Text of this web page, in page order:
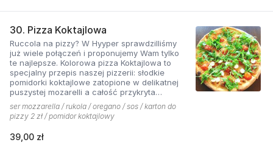
30. Pizza Koktajlowa
Ruccola na pizzy? W Hyyper sprawdzilliśmy
już wiele połączeń i proponujemy Wam tylko
te najlepsze. Kolorowa pizza Koktajlowa to
specjalny przepis naszej pizzerii: słodkie
pomidorki koktajlowe zatopione w delikatnej
puszystej mozarelli a całość przykryta
ostrawą w smaku sałatą! To bardzo włoska w
smaku i wyglądzie pizza.
ser mozzarella / rukola / oregano / sos / karton do
pizzy 2 zł / pomidor koktajlowy
39,00 zł